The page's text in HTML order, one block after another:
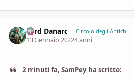
Lord Danarc Circolo degli Antichi
13 Gennaio 20224 anni
2 minuti fa, SamPey ha scritto: